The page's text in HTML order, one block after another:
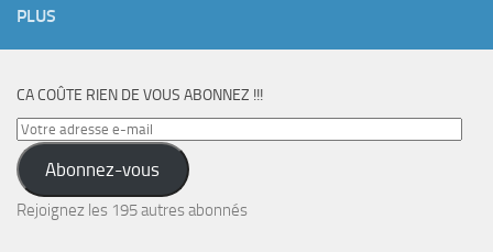
PLUS
CA COÛTE RIEN DE VOUS ABONNEZ !!!
Votre
adresse
e-
mail
Abonnez-vous
Rejoignez les 195 autres abonnés